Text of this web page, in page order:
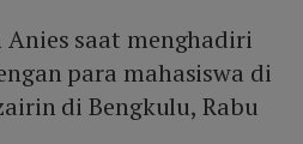
saat menghadiri
para mahasiswa di
di Bengkulu, Rabu